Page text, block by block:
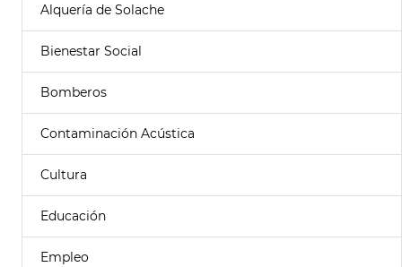
Alquería de Solache
Bienestar Social
Bomberos
Contaminación Acústica
Cultura
Educación
Empleo